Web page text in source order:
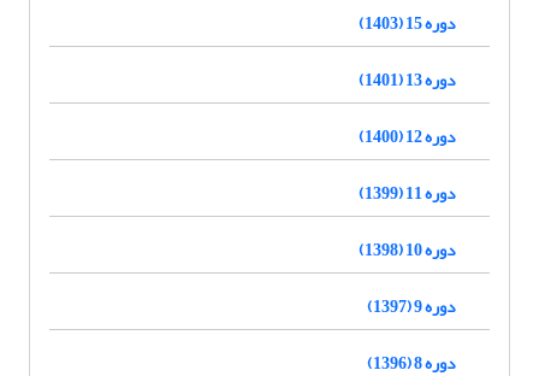
دوره 15 (1403)
دوره 13 (1401)
دوره 12 (1400)
دوره 11 (1399)
دوره 10 (1398)
دوره 9 (1397)
دوره 8 (1396)